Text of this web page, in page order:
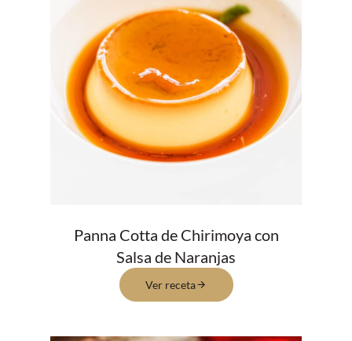
Panna Cotta de Chirimoya con
Salsa de Naranjas
Ver receta